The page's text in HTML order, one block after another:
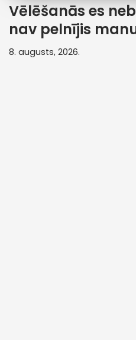
Vēlēšanās es
nav pelnījis
8. augusts, 2026.